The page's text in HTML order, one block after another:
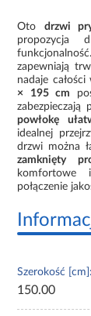
Oto drzwi
propozycja
zapewniają
nadaje
× 195 cm
zabezpieczają
powłokę
idealnej
drzwi można
zamknięty
komfortowe
połączenie
Szerokość [cm]:
150.00